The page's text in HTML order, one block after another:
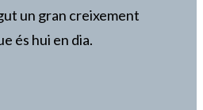
un gran creixement
és hui en dia.